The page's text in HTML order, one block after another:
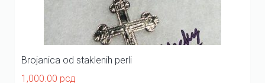
Brojanica od staklenih perli
1,000.00 рсд